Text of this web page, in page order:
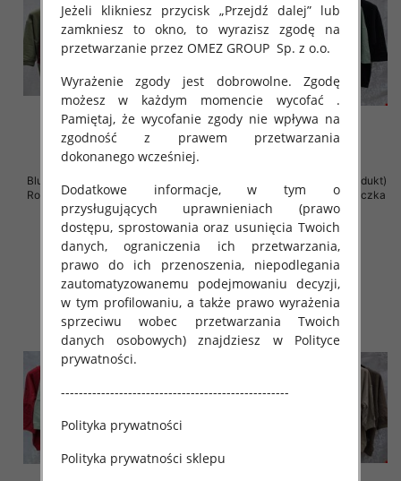
Bluzki damskie ( Turecki produkt)
Roz Standard , Mix Kolor .Paczka
12 szt
42.00 zł
szczegóły
Bluzki damskie ( Turecki produkt)
Roz Standard , Mix Kolor .Paczka
12 szt
42.00 zł
szczegóły
Jeżeli klikniesz przycisk „Przejdź dalej” lub
zamkniesz to okno, to wyrazisz zgodę na
przetwarzanie przez OMEZ GROUP Sp. z o.o.
Wyrażenie zgody jest dobrowolne. Zgodę
możesz w każdym momencie wycofać .
Pamiętaj, że wycofanie zgody nie wpływa na
zgodność z prawem przetwarzania
dokonanego wcześniej.
Dodatkowe informacje, w tym o
przysługujących uprawnieniach (prawo
dostępu, sprostowania oraz usunięcia Twoich
danych, ograniczenia ich przetwarzania,
prawo do ich przenoszenia, niepodlegania
zautomatyzowanemu podejmowaniu decyzji,
w tym profilowaniu, a także prawo wyrażenia
sprzeciwu wobec przetwarzania Twoich
danych osobowych) znajdziesz w Polityce
prywatności.
---------------------------------------------------
Polityka prywatności
Polityka prywatności sklepu